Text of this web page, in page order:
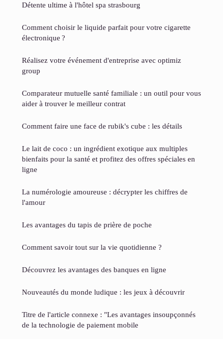
Détente ultime à l'hôtel spa strasbourg
Comment choisir le liquide parfait pour votre cigarette
électronique ?
Réalisez votre événement d'entreprise avec optimiz
group
Comparateur mutuelle santé familiale : un outil pour vous
aider à trouver le meilleur contrat
Comment faire une face de rubik's cube : les détails
Le lait de coco : un ingrédient exotique aux multiples
bienfaits pour la santé et profitez des offres spéciales en
ligne
La numérologie amoureuse : décrypter les chiffres de
l'amour
Les avantages du tapis de prière de poche
Comment savoir tout sur la vie quotidienne ?
Découvrez les avantages des banques en ligne
Nouveautés du monde ludique : les jeux à découvrir
Titre de l'article connexe : "Les avantages insoupçonnés
de la technologie de paiement mobile